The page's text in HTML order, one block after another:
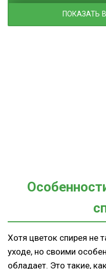
ПОКАЗАТЬ
Хотя цветок спирея не
уходе, но своими
обладает. Это такие,